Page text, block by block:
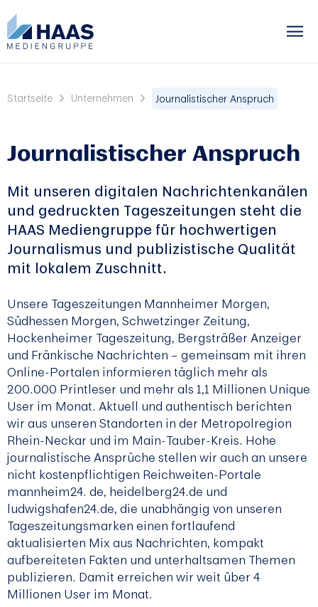
Startseite Unternehmen Journalistischer Anspruch
Journalistischer Anspruch
Mit unseren digitalen Nachrichtenkanälen
und gedruckten Tageszeitungen steht die
HAAS Mediengruppe für hochwertigen
Journalismus und publizistische Qualität
mit lokalem Zuschnitt.
Unsere Tageszeitungen Mannheimer Morgen,
Südhessen Morgen, Schwetzinger Zeitung,
Hockenheimer Tageszeitung, Bergsträßer Anzeiger
und Fränkische Nachrichten – gemeinsam mit ihren
Online-Portalen informieren täglich mehr als
200.000 Printleser und mehr als 1,1 Millionen Unique
User im Monat. Aktuell und authentisch berichten
wir aus unseren Standorten in der Metropolregion
Rhein-Neckar und im Main-Tauber-Kreis. Hohe
journalistische Ansprüche stellen wir auch an unsere
nicht kostenpflichtigen Reichweiten-Portale
mannheim24. de, heidelberg24.de und
ludwigshafen24.de, die unabhängig von unseren
Tageszeitungsmarken einen fortlaufend
aktualisierten Mix aus Nachrichten, kompakt
aufbereiteten Fakten und unterhaltsamen Themen
publizieren. Damit erreichen wir weit über 4
Millionen User im Monat.